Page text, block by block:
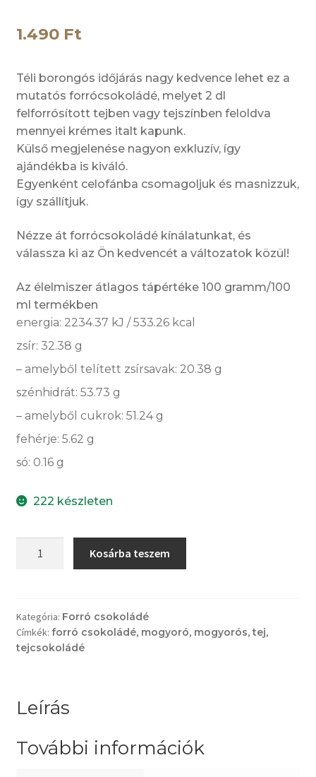
1.490 Ft
Téli borongós időjárás nagy kedvence lehet ez a
mutatós forrócsokoládé, melyet 2 dl
felforrósított tejben vagy tejszínben feloldva
mennyei krémes italt kapunk.
Külső megjelenése nagyon exkluzív, így
ajándékba is kiváló.
Egyenként celofánba csomagoljuk és masnizzuk,
így szállítjuk.
Nézze át forrócsokoládé kínálatunkat, és
válassza ki az Ön kedvencét a változatok közül!
Az élelmiszer átlagos tápértéke 100 gramm/100
ml termékben
energia: 2234.37 kJ / 533.26 kcal
zsír: 32.38 g
– amelyből telített zsírsavak: 20.38 g
szénhidrát: 53.73 g
– amelyből cukrok: 51.24 g
fehérje: 5.62 g
só: 0.16 g
222 készleten
mennyiség
Kosárba teszem
Kategória: Forró csokoládé
Címkék: forró csokoládé, mogyoró, mogyorós,tej,
tejcsokoládé
Leírás
További információk